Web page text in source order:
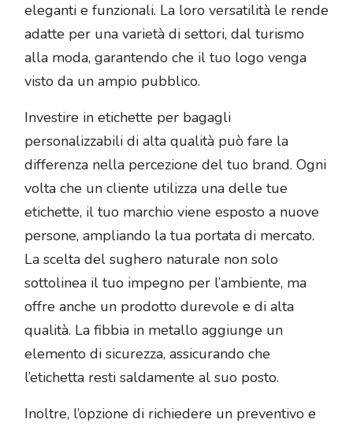
eleganti e funzionali. La loro versatilità le rende
adatte per una varietà di settori, dal turismo
alla moda, garantendo che il tuo logo venga
visto da un ampio pubblico.
Investire in etichette per bagagli
personalizzabili di alta qualità può fare la
differenza nella percezione del tuo brand. Ogni
volta che un cliente utilizza una delle tue
etichette, il tuo marchio viene esposto a nuove
persone, ampliando la tua portata di mercato.
La scelta del sughero naturale non solo
sottolinea il tuo impegno per l’ambiente, ma
offre anche un prodotto durevole e di alta
qualità. La fibbia in metallo aggiunge un
elemento di sicurezza, assicurando che
l’etichetta resti saldamente al suo posto.
Inoltre, l’opzione di richiedere un preventivo e